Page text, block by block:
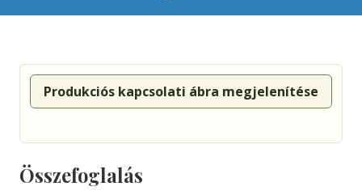
Produkciós kapcsolati ábra megjelenítése
Összefoglalás